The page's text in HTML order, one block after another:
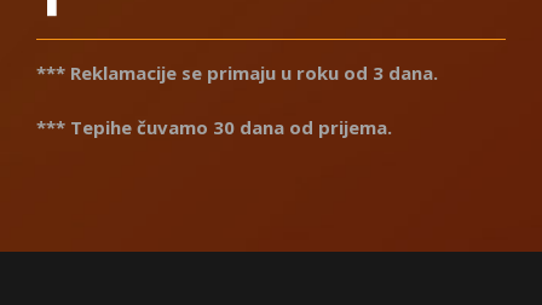
*** Reklamacije se primaju u roku od 3 dana.
*** Tepihe čuvamo 30 dana od prijema.